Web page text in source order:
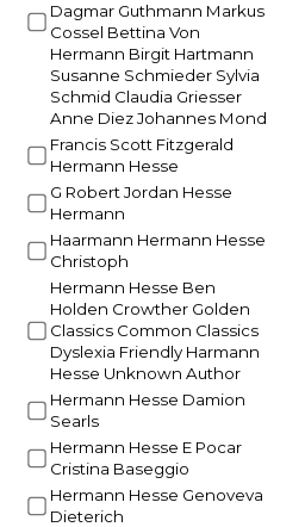
Dagmar Guthmann Markus
Cossel Bettina Von
Hermann Birgit Hartmann
Susanne Schmieder Sylvia
Schmid Claudia Griesser
Anne Diez Johannes Mond
Francis Scott Fitzgerald
Hermann Hesse
G Robert Jordan Hesse
Hermann
Haarmann Hermann Hesse
Christoph
Hermann Hesse Ben
Holden Crowther Golden
Classics Common Classics
Dyslexia Friendly Harmann
Hesse Unknown Author
Hermann Hesse Damion
Searls
Hermann Hesse E Pocar
Cristina Baseggio
Hermann Hesse Genoveva
Dieterich